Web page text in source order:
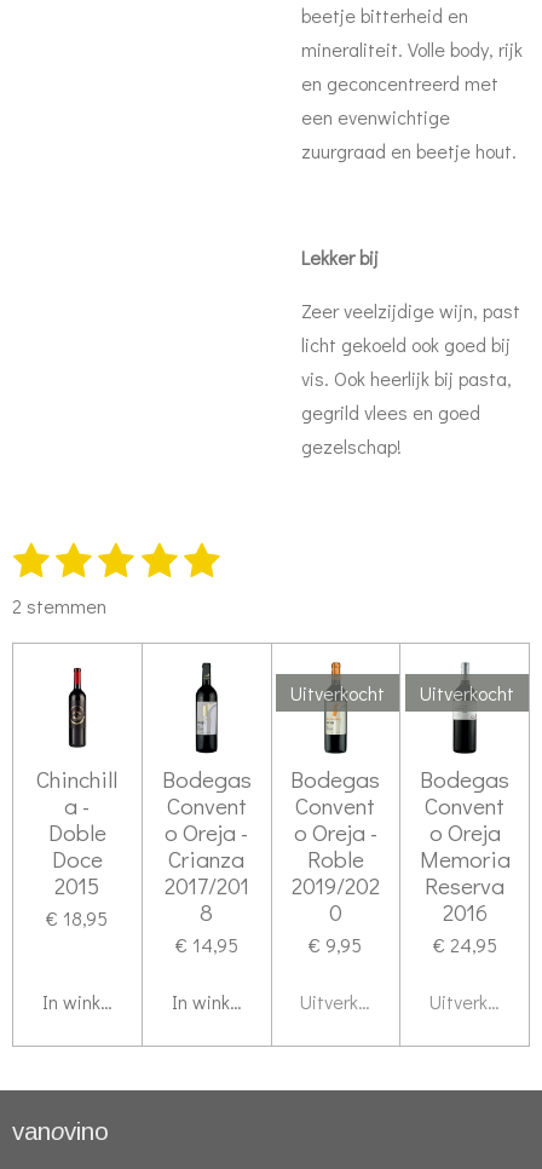
beetje bitterheid en
mineraliteit. Volle body, rijk
en geconcentreerd met
een evenwichtige
zuurgraad en beetje hout.
Lekker bij
Zeer veelzijdige wijn, past
licht gekoeld ook goed bij
vis. Ook heerlijk bij pasta,
gegrild vlees en goed
gezelschap!
R
1
s
t
2
s
t
e
e
n
3
s
t
e
n
4
t
5
t
e
e
n
S
2 stemmen
Chinchill
a -
Doble
Doce
2015
€ 18,95
In winkelwagen
Bodegas
Convent
o Oreja -
Crianza
2017/201
8
€ 14,95
In winkelwagen
Uitverkocht
Bodegas
Convent
o Oreja -
Roble
2019/202
0
€ 9,95
Uitverkocht
Uitverkocht
Bodegas
Convent
o Oreja
Memoria
Reserva
2016
€ 24,95
Uitverkocht
vanovino